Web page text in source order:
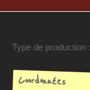
Type de production
Coordonnées